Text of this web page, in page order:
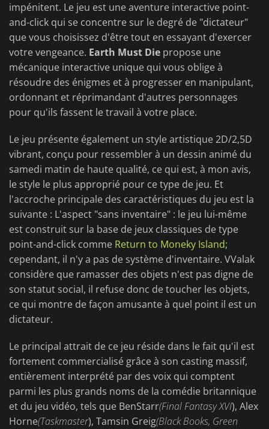
impénitent. Le jeu est une aventure interactive point-
and-click qui se concentre sur le degré de "dictateur"
que vous choisissez d'être tout en essayant d'exercer
votre vengeance. Earth Must Die propose une
mécanique interactive unique qui vous oblige à
résoudre des énigmes et à progresser en manipulant,
ordonnant et réprimandant d'autres personnages
pour qu'ils fassent le travail à votre place.
Le jeu présente également un style artistique 2D/2,5D
vibrant, conçu pour ressembler à un dessin animé du
samedi matin de haute qualité, ce qui est, à mon avis,
le style le plus approprié pour ce type de jeu. Et
l'accroche principale des caractéristiques du jeu est la
suivante : L'aspect "sans inventaire" : le jeu lui-même
est construit sur la base de jeux classiques de type
point-and-click comme Return to Moneky Island;
cependant, il n'y a pas de système d'inventaire. VValak
considère que ramasser des objets n'est pas digne de
son statut social, il refuse donc de toucher les objets,
ce qui montre de façon amusante à quel point il est un
dictateur.
Le principal attrait de ce jeu réside dans le fait qu'il est
fortement commercialisé grâce à son casting massif,
entièrement interprété par des voix qui comptent
parmi les plus grands noms de la comédie britannique
et du jeu vidéo, tels que BenStarr(Final Fantasy XVI), Alex
Horne(Taskmaster), Tamsin Greig(Black Books, Green